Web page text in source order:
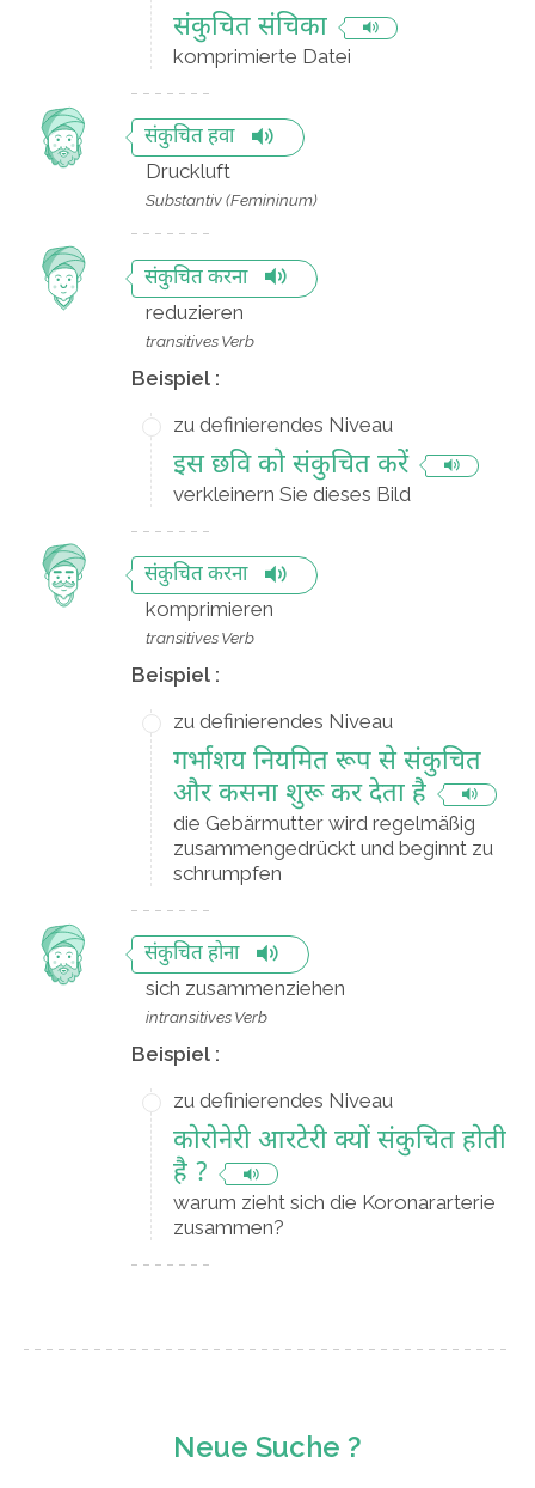
संकुचित संचिका
komprimierte Datei
संकुचित हवा
Druckluft
Substantiv (Femininum)
संकुचित करना
reduzieren
transitives Verb
Beispiel :
zu definierendes Niveau
इस छवि को संकुचित करें
verkleinern Sie dieses Bild
संकुचित करना
komprimieren
transitives Verb
Beispiel :
zu definierendes Niveau
गर्भाशय नियमित रूप से संकुचित
और कसना शुरू कर देता है
die Gebärmutter wird regelmäßig
zusammengedrückt und beginnt zu
schrumpfen
संकुचित होना
sich zusammenziehen
intransitives Verb
Beispiel :
zu definierendes Niveau
कोरोनेरी आरटेरी क्यों संकुचित होती
है ?
warum zieht sich die Koronararterie
zusammen?
Neue Suche ?